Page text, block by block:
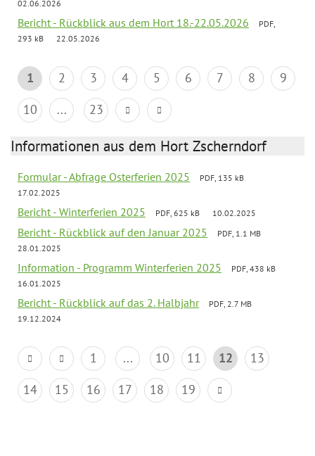
02.06.2026
Bericht - Rückblick aus dem Hort 18.-22.05.2026
PDF,
293 kB
22.05.2026
1 2 3 4 5 6 7 8
9
10
... 23
Informationen aus dem Hort Zscherndorf
Formular - Abfrage Osterferien 2025
PDF, 135 kB
17.02.2025
Bericht - Winterferien 2025 PDF, 625 kB 10.02.2025
Bericht - Rückblick auf den Januar 2025
PDF, 1.1 MB
28.01.2025
Information - Programm Winterferien 2025
PDF, 438 kB
16.01.2025
Bericht - Rückblick auf das 2. Halbjahr
PDF, 2.7 MB
19.12.2024
1 ... 10 11 12
13
14
15 16 17 18 19